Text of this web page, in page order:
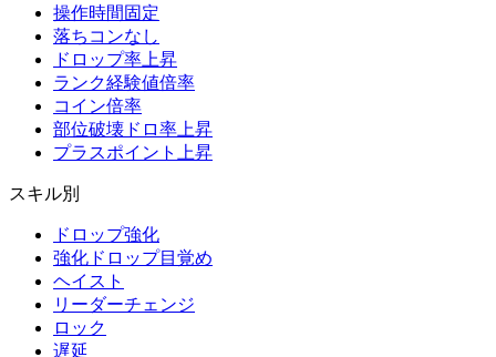
操作時間固定
落ちコンなし
ドロップ率上昇
ランク経験値倍率
コイン倍率
部位破壊ドロ率上昇
プラスポイント上昇
スキル別
ドロップ強化
強化ドロップ目覚め
ヘイスト
リーダーチェンジ
ロック
遅延